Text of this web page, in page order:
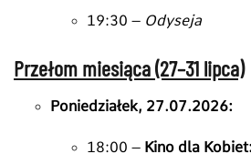
19:30 – Odyseja
Przełom miesiąca (27–31 lipca)
Poniedziałek, 27.07.2026:
18:00 – Kino dla Kobiet: